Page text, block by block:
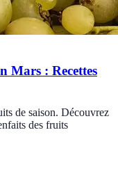
Mars : Recettes
de saison. Découvrez
des fruits